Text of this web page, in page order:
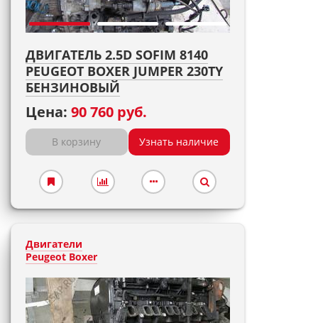
ДВИГАТЕЛЬ 2.5D SOFIM 8140
PEUGEOT BOXER JUMPER 230TY
БЕНЗИНОВЫЙ
Цена: 90 760 руб.
В корзину Узнать наличие
Двигатели
Peugeot Boxer